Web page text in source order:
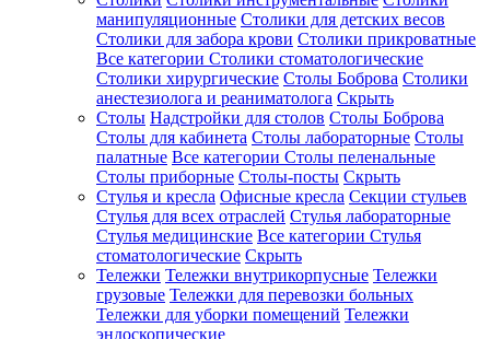
манипуляционные Столики для детских весов
Столики для забора крови Столики прикроватные
Все категории Столики стоматологические
Столики хирургические Столы Боброва Столики
анестезиолога и реаниматолога Скрыть
Столы Надстройки для столов Столы Боброва
Столы для кабинета Столы лабораторные Столы
палатные Все категории Столы пеленальные
Столы приборные Столы-посты Скрыть
Стулья и кресла Офисные кресла Секции стульев
Стулья для всех отраслей Стулья лабораторные
Стулья медицинские Все категории Стулья
стоматологические Скрыть
Тележки Тележки внутрикорпусные Тележки
грузовые Тележки для перевозки больных
Тележки для уборки помещений Тележки
эндоскопические